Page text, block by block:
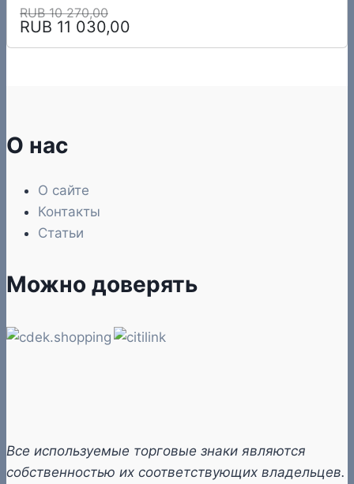
RUB 10 270,00
RUB 11 030,00
О нас
О сайте
Контакты
Статьи
Можно доверять
Все используемые торговые знаки являются
собственностью их соответствующих владельцев.